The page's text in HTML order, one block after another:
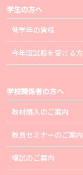
学生の方へ
低学年の皆様
今年度試験を受ける方
学校関係者の方へ
教材購入のご案内
教員セミナーのご案内
模試のご案内